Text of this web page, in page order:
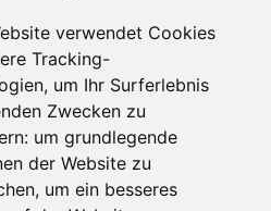
verwendet Cookies
Tracking-
um Ihr Surferlebnis
Zwecken zu
um grundlegende
der Website zu
, um ein besseres
Land Bayern, wo die Zwiebeltürme
zu seiner Ehr und wo die
sich als gestandenes Mannsbild
die gute Wirkung. Dann
das sich gern
weiß. Für solche Tat kriegt der
Im Traum zwar, doch sehr
guten König Ludwig, der auf